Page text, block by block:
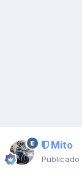
Mito
Publicado